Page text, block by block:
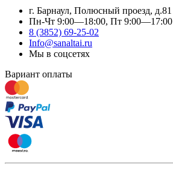
г. Барнаул, Полюсный проезд, д.81
Пн-Чт 9:00—18:00, Пт 9:00—17:00
8 (3852) 69-25-02
Info@sanaltai.ru
Мы в соцсетях
Вариант оплаты